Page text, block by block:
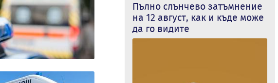
Пълно слънчево затъмнение
на 12 август, как и къде може
да го видите